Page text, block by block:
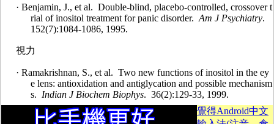
· Benjamin, J., et al. Double-blind, placebo-controlled, crossover t
rial of inositol treatment for panic disorder. Am J Psychiatry.
152(7):1084-1086, 1995.
視力
· Ramakrishnan, S., et al. Two new functions of inositol in the ey
e lens: antioxidation and antiglycation and possible mechanism
s. Indian J Biochem Biophys. 36(2):129-33, 1999.
覺得Android中文